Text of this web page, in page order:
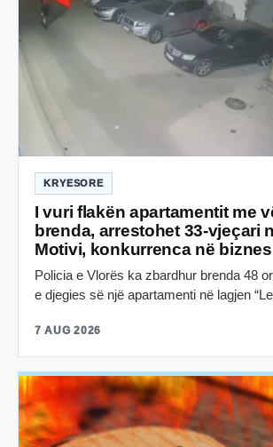
KRYESORE
I vuri flakën apartamentit me
brenda, arrestohet 33-vjeçari
Motivi, konkurrenca në biznes
Policia e Vlorës ka zbardhur brenda 48
e djegies së një apartamenti në lagjen
7 AUG 2026